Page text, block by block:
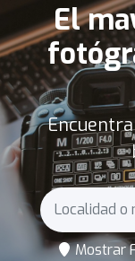
El
Mostrar